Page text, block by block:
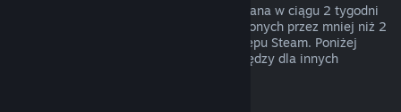
Oferta zwrotu pieniędzy na Steam, dokonana w ciągu 2 tygodni
od daty zakupu i dla produktów uruchomionych przez mniej niż 2
godziny, dotyczy gier i programów ze Sklepu Steam. Poniżej
znajduje się opis działania zwrotów pieniędzy dla innych